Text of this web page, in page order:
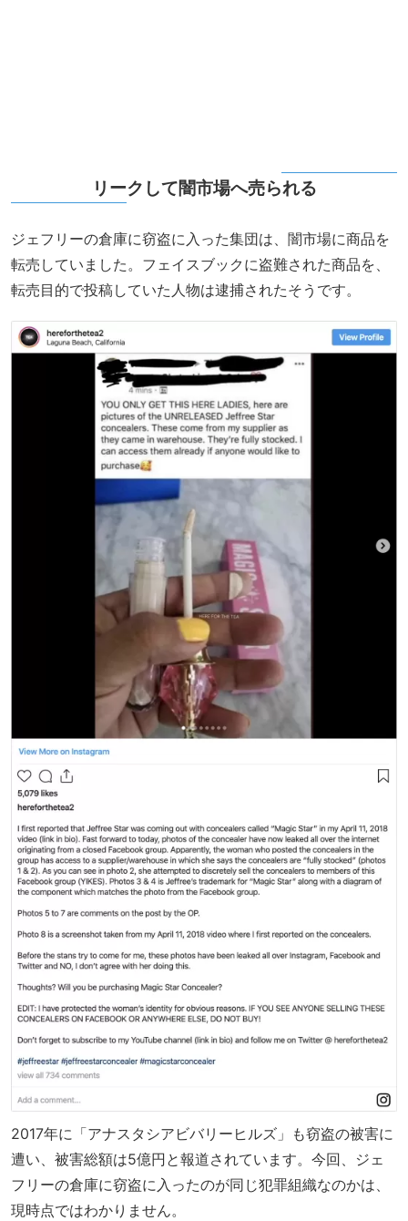
リークして闇市場へ売られる
ジェフリーの倉庫に窃盗に入った集団は、闇市場に商品を
転売していました。フェイスブックに盗難された商品を、
転売目的で投稿していた人物は逮捕されたそうです。
2017年に「アナスタシアビバリーヒルズ」も窃盗の被害に
遭い、被害総額は5億円と報道されています。今回、ジェ
フリーの倉庫に窃盗に入ったのが同じ犯罪組織なのかは、
現時点ではわかりません。